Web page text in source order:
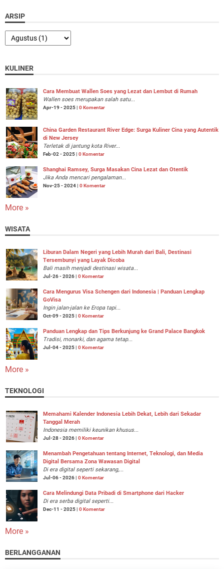
ARSIP
KULINER
Cara Membuat Wallen Soes yang Lezat dan Lembut di Rumah
Wallen soes merupakan salah satu...
Apr-19 - 2025 | 0 Komentar
China Garden Restaurant River Edge: Surga Kuliner Cina yang Autentik
di New Jersey
Terletak di jantung kota River...
Feb-02 - 2025 | 0 Komentar
Shanghai Ramsey, Surga Masakan Cina Lezat dan Otentik
Jika Anda mencari pengalaman...
Nov-25 - 2024 | 0 Komentar
More »
WISATA
Liburan Dalam Negeri yang Lebih Murah dari Bali, Destinasi
Tersembunyi yang Layak Dicoba
Bali masih menjadi destinasi wisata...
Jul-26 - 2026 | 0 Komentar
Cara Mengurus Visa Schengen dari Indonesia | Panduan Lengkap
GoVisa
Ingin jalan-jalan ke Eropa tapi...
Oct-09 - 2025 | 0 Komentar
Panduan Lengkap dan Tips Berkunjung ke Grand Palace Bangkok
Tradisi, monarki, dan agama tetap...
Jul-04 - 2025 | 0 Komentar
More »
TEKNOLOGI
Memahami Kalender Indonesia Lebih Dekat, Lebih dari Sekadar
Tanggal Merah
Indonesia memiliki keunikan khusus...
Jul-28 - 2026 | 0 Komentar
Menambah Pengetahuan tentang Internet, Teknologi, dan Media
Digital Bersama Zona Wawasan Digital
Di era digital seperti sekarang,...
Jul-06 - 2026 | 0 Komentar
Cara Melindungi Data Pribadi di Smartphone dari Hacker
Di era serba digital seperti...
Dec-11 - 2025 | 0 Komentar
More »
BERLANGGANAN